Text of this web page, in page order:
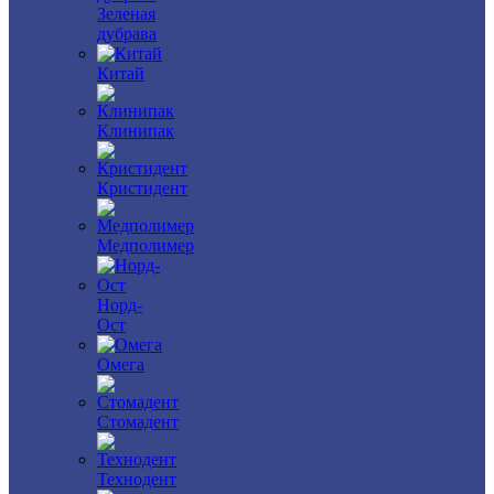
Зеленая
дубрава
Китай
Клинипак
Кристидент
Медполимер
Норд-
Ост
Омега
Стомадент
Технодент